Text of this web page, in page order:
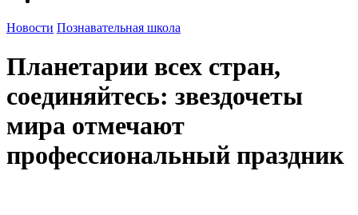
Новости Познавательная школа
Планетарии всех стран,
соединяйтесь: звездочеты
мира отмечают
профессиональный праздник